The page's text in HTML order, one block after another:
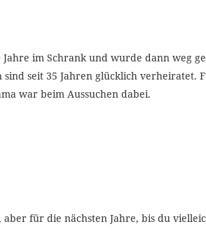
im Schrank und wurde dann weg
seit 35 Jahren glücklich
war beim Aussuchen dabei.
für die nächsten Jahre, bis du